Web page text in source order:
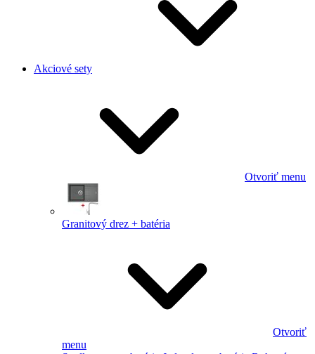
Akciové sety
Otvoriť menu
Granitový drez + batéria
Otvoriť
menu